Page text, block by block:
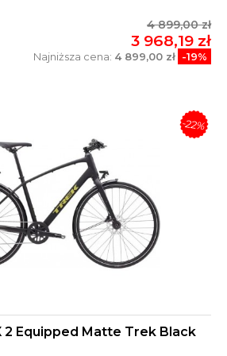
4 899,00 zł
3 968,19 zł
Najniższa cena: 4 899,00 zł -19%
2 Equipped Matte Trek Black
-22%